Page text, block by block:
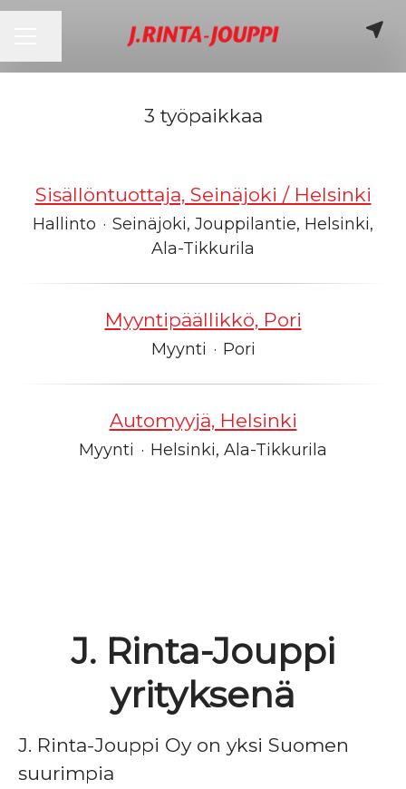
3 työpaikkaa
Sisällöntuottaja, Seinäjoki / Helsinki
Hallinto · Seinäjoki, Jouppilantie, Helsinki,
Ala-Tikkurila
Myyntipäällikkö, Pori
Myynti · Pori
Automyyjä, Helsinki
Myynti · Helsinki, Ala-Tikkurila
J. Rinta-Jouppi
yrityksenä
J. Rinta-Jouppi Oy on yksi Suomen
suurimpia